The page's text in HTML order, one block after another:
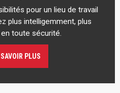
pour un lieu de travail
plus intelligemment, plus
toute sécurité.
PLUS